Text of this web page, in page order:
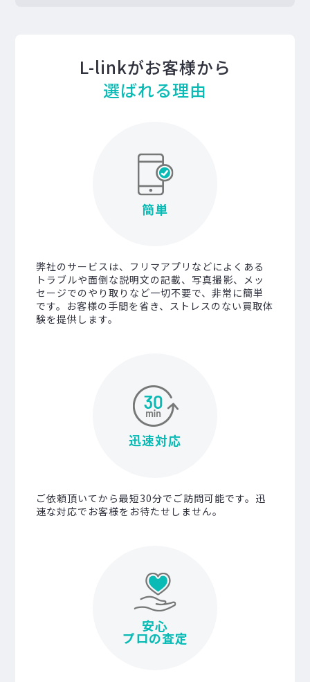
L-linkがお客様から
選ばれる理由
簡単
弊社のサービスは、フリマアプリなどによくある
トラブルや面倒な説明文の記載、写真撮影、メッ
セージでのやり取りなど一切不要で、非常に簡単
です。お客様の手間を省き、ストレスのない買取体
験を提供します。
迅速対応
ご依頼頂いてから最短30分でご訪問可能です。迅
速な対応でお客様をお待たせしません。
安心
プロの査定